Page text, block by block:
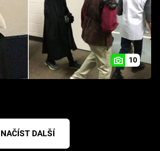
10
NAČÍST DALŠÍ